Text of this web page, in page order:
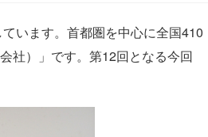
います。首都圏を中心に全国410
社）」です。第12回となる今回